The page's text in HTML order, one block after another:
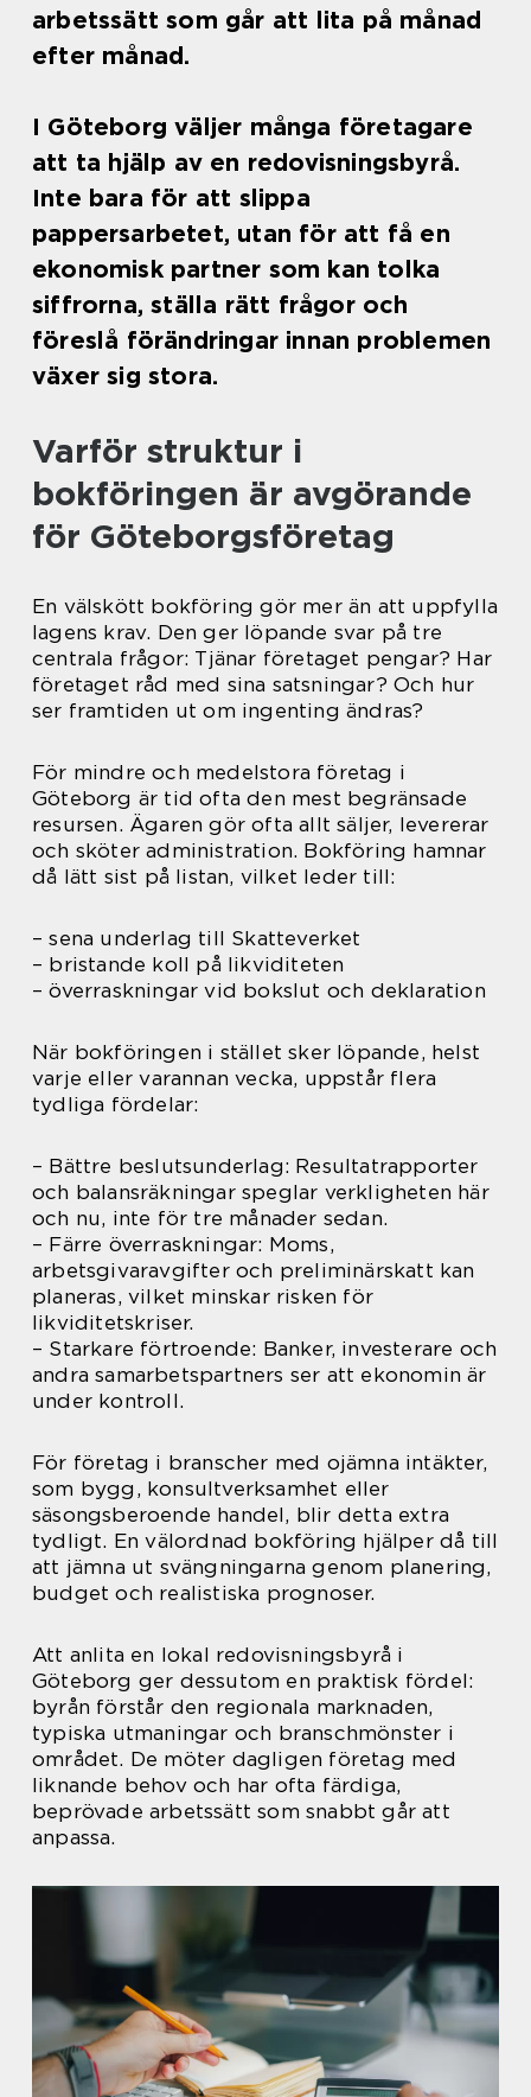
arbetssätt som går att lita på månad
efter månad.
I Göteborg väljer många företagare
att ta hjälp av en redovisningsbyrå.
Inte bara för att slippa
pappersarbetet, utan för att få en
ekonomisk partner som kan tolka
siffrorna, ställa rätt frågor och
föreslå förändringar innan problemen
växer sig stora.
Varför struktur i
bokföringen är avgörande
för Göteborgsföretag
En välskött bokföring gör mer än att uppfylla
lagens krav. Den ger löpande svar på tre
centrala frågor: Tjänar företaget pengar? Har
företaget råd med sina satsningar? Och hur
ser framtiden ut om ingenting ändras?
För mindre och medelstora företag i
Göteborg är tid ofta den mest begränsade
resursen. Ägaren gör ofta allt säljer, levererar
och sköter administration. Bokföring hamnar
då lätt sist på listan, vilket leder till:
– sena underlag till Skatteverket
– bristande koll på likviditeten
– överraskningar vid bokslut och deklaration
När bokföringen i stället sker löpande, helst
varje eller varannan vecka, uppstår flera
tydliga fördelar:
– Bättre beslutsunderlag: Resultatrapporter
och balansräkningar speglar verkligheten här
och nu, inte för tre månader sedan.
– Färre överraskningar: Moms,
arbetsgivaravgifter och preliminärskatt kan
planeras, vilket minskar risken för
likviditetskriser.
– Starkare förtroende: Banker, investerare och
andra samarbetspartners ser att ekonomin är
under kontroll.
För företag i branscher med ojämna intäkter,
som bygg, konsultverksamhet eller
säsongsberoende handel, blir detta extra
tydligt. En välordnad bokföring hjälper då till
att jämna ut svängningarna genom planering,
budget och realistiska prognoser.
Att anlita en lokal redovisningsbyrå i
Göteborg ger dessutom en praktisk fördel:
byrån förstår den regionala marknaden,
typiska utmaningar och branschmönster i
området. De möter dagligen företag med
liknande behov och har ofta färdiga,
beprövade arbetssätt som snabbt går att
anpassa.